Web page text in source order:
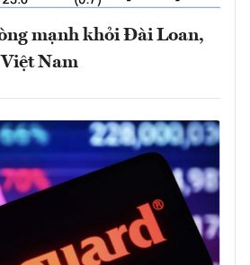
mạnh khỏi Đài Loan,
Nam